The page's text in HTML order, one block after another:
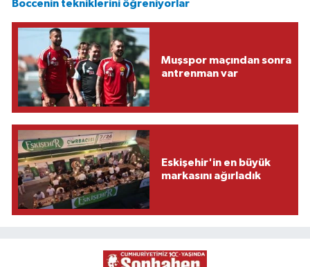
Boccenin tekniklerini öğreniyorlar
Muşspor maçından sonra
antrenman var
Eskişehir'in en büyük
markasını ağırladık